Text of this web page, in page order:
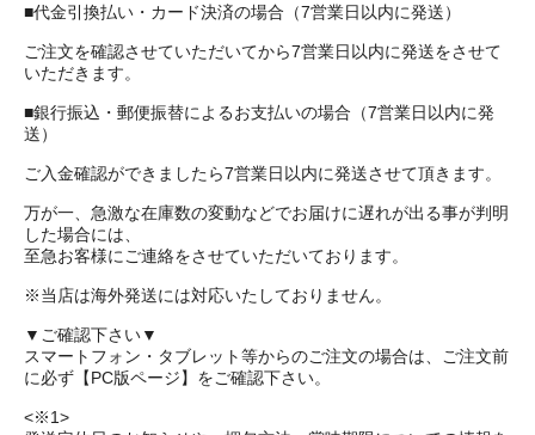
■代金引換払い・カード決済の場合（7営業日以内に発送）
ご注文を確認させていただいてから7営業日以内に発送をさせて
いただきます。
■銀行振込・郵便振替によるお支払いの場合（7営業日以内に発
送）
ご入金確認ができましたら7営業日以内に発送させて頂きます。
万が一、急激な在庫数の変動などでお届けに遅れが出る事が判明
した場合には、
至急お客様にご連絡をさせていただいております。
※当店は海外発送には対応いたしておりません。
▼ご確認下さい▼
スマートフォン・タブレット等からのご注文の場合は、ご注文前
に必ず【PC版ページ】をご確認下さい。
<※1>